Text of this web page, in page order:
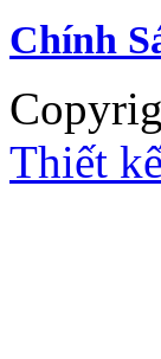
Chính
Thiết